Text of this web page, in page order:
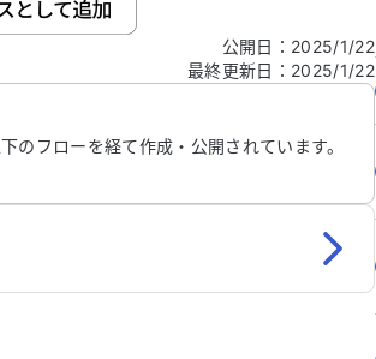
公開日 ： 2025/1/22
最終更新日 ： 2025/1/22
のフローを経て作成・公開されています。